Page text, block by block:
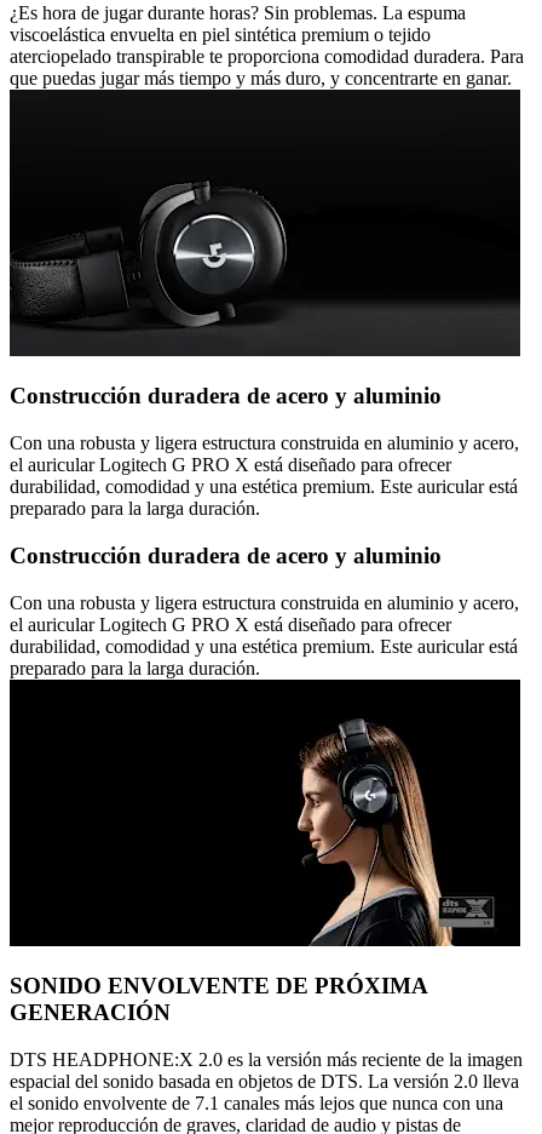
¿Es hora de jugar durante horas? Sin problemas. La espuma
viscoelástica envuelta en piel sintética premium o tejido
aterciopelado transpirable te proporciona comodidad duradera. Para
que puedas jugar más tiempo y más duro, y concentrarte en ganar.
Construcción duradera de acero y aluminio
Con una robusta y ligera estructura construida en aluminio y acero,
el auricular Logitech G PRO X está diseñado para ofrecer
durabilidad, comodidad y una estética premium. Este auricular está
preparado para la larga duración.
Construcción duradera de acero y aluminio
Con una robusta y ligera estructura construida en aluminio y acero,
el auricular Logitech G PRO X está diseñado para ofrecer
durabilidad, comodidad y una estética premium. Este auricular está
preparado para la larga duración.
SONIDO ENVOLVENTE DE PRÓXIMA
GENERACIÓN
DTS HEADPHONE:X 2.0 es la versión más reciente de la imagen
espacial del sonido basada en objetos de DTS. La versión 2.0 lleva
el sonido envolvente de 7.1 canales más lejos que nunca con una
mejor reproducción de graves, claridad de audio y pistas de